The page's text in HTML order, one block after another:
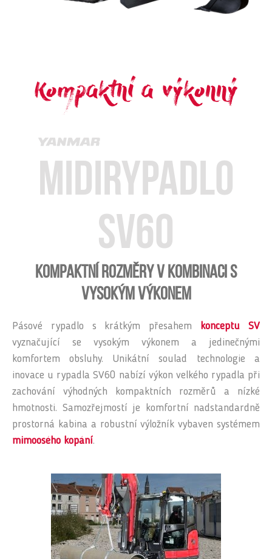
Kompaktní a výkonný
Midirypadlo
SV60
Kompaktní rozměry v kombinaci s
vysokým výkonem
Pásové rypadlo s krátkým přesahem konceptu SV
vyznačující se vysokým výkonem a jedinečnými
komfortem obsluhy. Unikátní soulad technologie a
inovace u rypadla SV60 nabízí výkon velkého rypadla při
zachování výhodných kompaktních rozměrů a nízké
hmotnosti. Samozřejmostí je komfortní nadstandardně
prostorná kabina a robustní výložník vybaven systémem
mimoosého kopání.